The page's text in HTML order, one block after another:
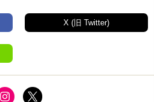
X (旧 Twitter)